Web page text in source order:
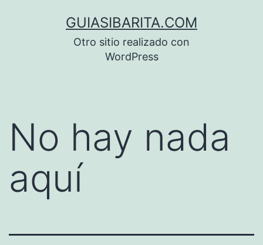
GUIASIBARITA.COM
Otro sitio realizado con
WordPress
No hay nada
aquí